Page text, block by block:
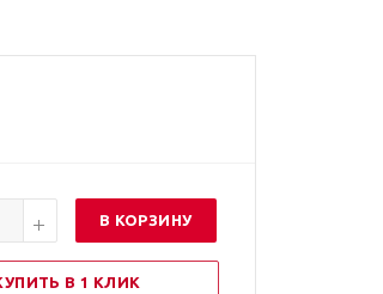
В КОРЗИНУ
В 1 КЛИК